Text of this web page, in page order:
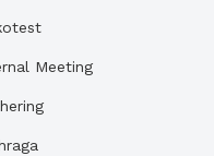
Meeting